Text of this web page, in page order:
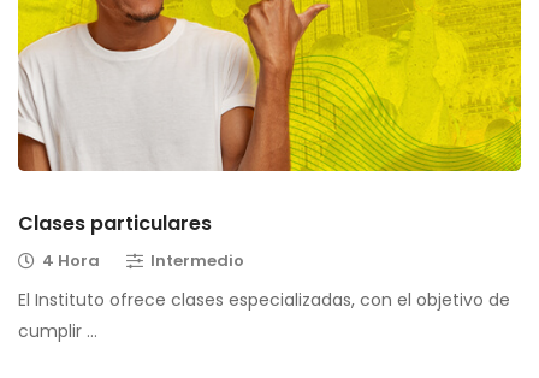
Clases particulares
4 Hora Intermedio
El Instituto ofrece clases especializadas, con el objetivo de
cumplir …